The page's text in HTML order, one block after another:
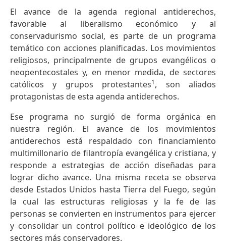
El avance de la agenda regional antiderechos,
favorable al liberalismo económico y al
conservadurismo social, es parte de un programa
temático con acciones planificadas. Los movimientos
religiosos, principalmente de grupos evangélicos o
neopentecostales y, en menor medida, de sectores
católicos y grupos protestantes1, son aliados
protagonistas de esta agenda antiderechos.
Ese programa no surgió de forma orgánica en
nuestra región. El avance de los movimientos
antiderechos está respaldado con financiamiento
multimillonario de filantropía evangélica y cristiana, y
responde a estrategias de acción diseñadas para
lograr dicho avance. Una misma receta se observa
desde Estados Unidos hasta Tierra del Fuego, según
la cual las estructuras religiosas y la fe de las
personas se convierten en instrumentos para ejercer
y consolidar un control político e ideológico de los
sectores más conservadores.